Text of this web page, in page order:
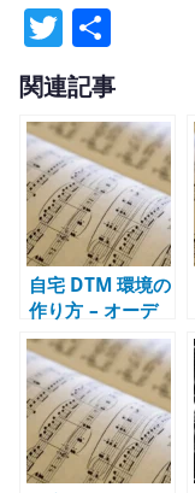
T
w
it
te
r
有
関連記事
自宅 DTM 環境の
作り方 – オーデ
ィオ、MIDI、モ
ニターの接続を
分ける